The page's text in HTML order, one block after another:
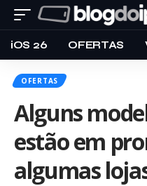
iOS 26 OFERTAS
OFERTAS
Alguns
estão em
algumas